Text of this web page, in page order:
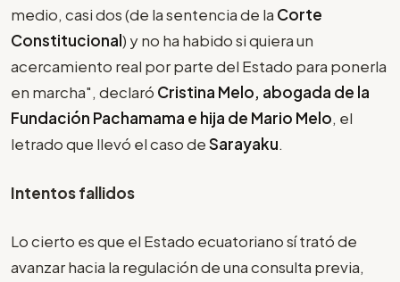
medio, casi dos (de la sentencia de la Corte
Constitucional) y no ha habido si quiera un
acercamiento real por parte del Estado para ponerla
en marcha", declaró Cristina Melo, abogada de la
Fundación Pachamama e hija de Mario Melo, el
letrado que llevó el caso deSarayaku.
Intentos fallidos
Lo cierto es que el Estado ecuatoriano sí trató de
avanzar hacia la regulación de una consulta previa,